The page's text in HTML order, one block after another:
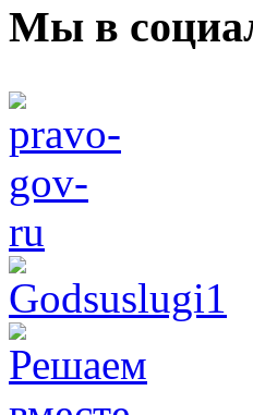
Мы в